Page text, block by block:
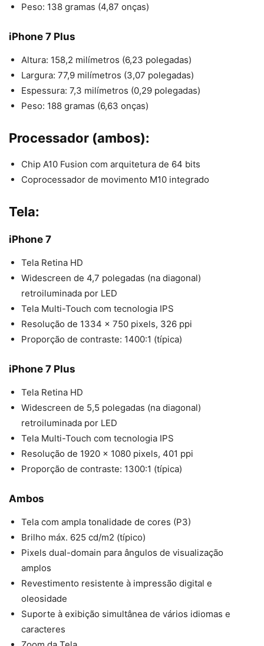
Peso: 138 gramas (4,87 onças)
iPhone 7 Plus
Altura: 158,2 milímetros (6,23 polegadas)
Largura: 77,9 milímetros (3,07 polegadas)
Espessura: 7,3 milímetros (0,29 polegadas)
Peso: 188 gramas (6,63 onças)
Processador (ambos):
Chip A10 Fusion com arquitetura de 64 bits
Coprocessador de movimento M10 integrado
Tela:
iPhone 7
Tela Retina HD
Widescreen de 4,7 polegadas (na diagonal)
retroiluminada por LED
Tela Multi-Touch com tecnologia IPS
Resolução de 1334 x 750 pixels, 326 ppi
Proporção de contraste: 1400:1 (típica)
iPhone 7 Plus
Tela Retina HD
Widescreen de 5,5 polegadas (na diagonal)
retroiluminada por LED
Tela Multi-Touch com tecnologia IPS
Resolução de 1920 x 1080 pixels, 401 ppi
Proporção de contraste: 1300:1 (típica)
Ambos
Tela com ampla tonalidade de cores (P3)
Brilho máx. 625 cd/m2 (típico)
Pixels dual-domain para ângulos de visualização
amplos
Revestimento resistente à impressão digital e
oleosidade
Suporte à exibição simultânea de vários idiomas e
caracteres